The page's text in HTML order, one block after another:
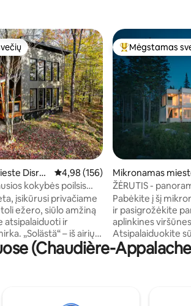
880
Disrae
Vidutinis įvertinimas: 4,98 iš 5,
4,98 (156)
kokybės poilsis
už 50 %
įsikūrusi privačiame
ežero, siūlo amžiną
atsipalaiduoti ir
„Solästä“ – iš airių
tai jauki vieta, kurioje
ir komfortas. Ji
kalnų vaizdais.
Svečių
Mėgstamas
Mikronamas
uport
ŽĖRUTIS -
netoli Kvebeko
Pabėkite į šį
ir pasigrožėkite
aplinkines
Atsipalaiduokite
pasiekiamoje bet
mėgaudamiesi
(Chaudière-